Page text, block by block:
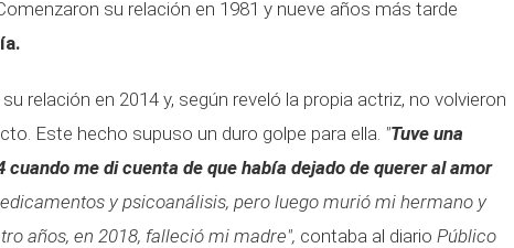
su relación en 1981 y nueve años más tarde
relación en 2014 y, según reveló la propia actriz, no volvieron
Este hecho supuso un duro golpe para ella. "Tuve una
cuando me di cuenta de que había dejado de querer al amor
y psicoanálisis, pero luego murió mi hermano y
años, en 2018, falleció mi madre", contaba al diario Público